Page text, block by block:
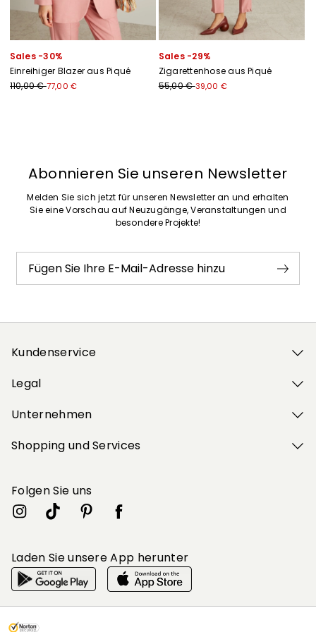
Sales -30%
Einreihiger Blazer aus Piqué
110,00 €77,00 €
Sales -29%
Zigarettenhose aus Piqué
55,00 €39,00 €
Abonnieren Sie unseren Newsletter
Melden Sie sich jetzt für unseren Newsletter an und erhalten
Sie eine Vorschau auf Neuzugänge, Veranstaltungen und
besondere Projekte!
Fügen Sie Ihre E-Mail-Adresse hinzu
Kundenservice
Legal
Unternehmen
Shopping und Services
Folgen Sie uns
Laden Sie unsere App herunter